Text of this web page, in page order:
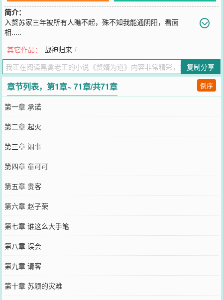
简介：
入赘苏家三年被所有人瞧不起，殊不知我能通阴阳，看面
相.....
里的朋友推荐哦！
其它作品： 战神归来 /
复制分享
章节列表，第1章~ 71章/共71章 倒序
第一章 承诺
第二章 起火
第三章 闹事
第四章 童可可
第五章 贵客
第六章 赵子荣
第七章 谁这么大手笔
第八章 误会
第九章 请客
第十章 苏颖的灾难